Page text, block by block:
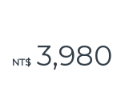
NT$3,980